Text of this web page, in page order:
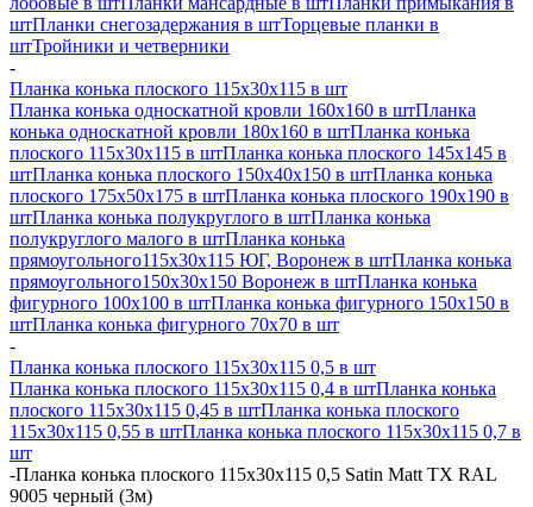
штПланки снегозадержания в штТорцевые планки в
штТройники и четверники
-
Планка конька плоского 115х30х115 в шт
Планка конька односкатной кровли 160х160 в штПланка
конька односкатной кровли 180х160 в штПланка конька
плоского 115х30х115 в штПланка конька плоского 145х145 в
штПланка конька плоского 150х40х150 в штПланка конька
плоского 175х50х175 в штПланка конька плоского 190х190 в
штПланка конька полукруглого в штПланка конька
полукруглого малого в штПланка конька
прямоугольного115х30х115 ЮГ, Воронеж в штПланка конька
прямоугольного150х30х150 Воронеж в штПланка конька
фигурного 100x100 в штПланка конька фигурного 150x150 в
штПланка конька фигурного 70x70 в шт
-
Планка конька плоского 115х30х115 0,5 в шт
Планка конька плоского 115х30х115 0,4 в штПланка конька
плоского 115х30х115 0,45 в штПланка конька плоского
115х30х115 0,55 в штПланка конька плоского 115х30х115 0,7 в
шт
-Планка конька плоского 115х30х115 0,5 Satin Matt TX RAL
9005 черный (3м)